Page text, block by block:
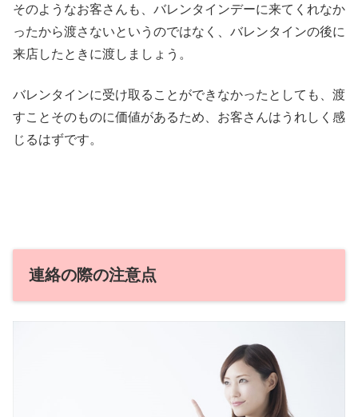
そのようなお客さんも、バレンタインデーに来てくれなか
ったから渡さないというのではなく、バレンタインの後に
来店したときに渡しましょう。
バレンタインに受け取ることができなかったとしても、渡
すことそのものに価値があるため、お客さんはうれしく感
じるはずです。
連絡の際の注意点